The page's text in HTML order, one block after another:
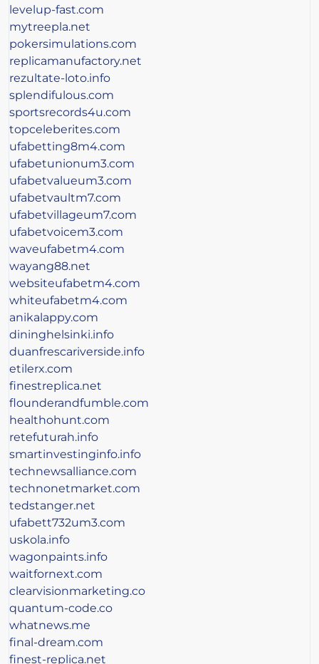
levelup-fast.com
mytreepla.net
pokersimulations.com
replicamanufactory.net
rezultate-loto.info
splendifulous.com
sportsrecords4u.com
topceleberites.com
ufabetting8m4.com
ufabetunionum3.com
ufabetvalueum3.com
ufabetvaultm7.com
ufabetvillageum7.com
ufabetvoicem3.com
waveufabetm4.com
wayang88.net
websiteufabetm4.com
whiteufabetm4.com
anikalappy.com
dininghelsinki.info
duanfrescariverside.info
etilerx.com
finestreplica.net
flounderandfumble.com
healthohunt.com
retefuturah.info
smartinvestinginfo.info
technewsalliance.com
technonetmarket.com
tedstanger.net
ufabett732um3.com
uskola.info
wagonpaints.info
waitfornext.com
clearvisionmarketing.co
quantum-code.co
whatnews.me
final-dream.com
finest-replica.net